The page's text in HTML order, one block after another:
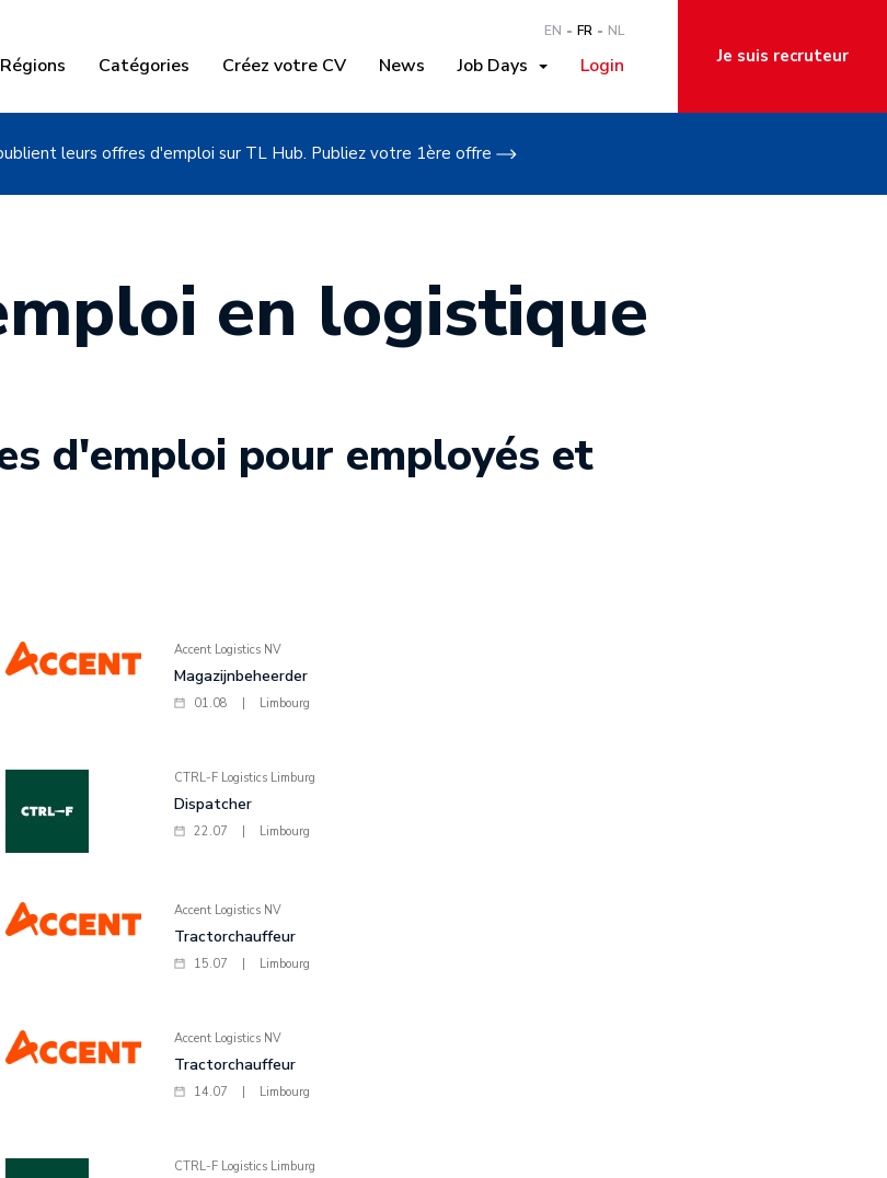
EN FR NL
Régions Catégories Créez votre CV News Job Days Login Je suis recruteur
leurs offres d'emploi sur TL Hub. Publiez votre 1ère offre
en logistique
d'emploi pour employés et
Accent Logistics NV
Magazijnbeheerder
01.08 Limbourg
CTRL-F Logistics Limburg
Dispatcher
22.07 Limbourg
Accent Logistics NV
Tractorchauffeur
15.07 Limbourg
Accent Logistics NV
Tractorchauffeur
14.07 Limbourg
CTRL-F Logistics Limburg